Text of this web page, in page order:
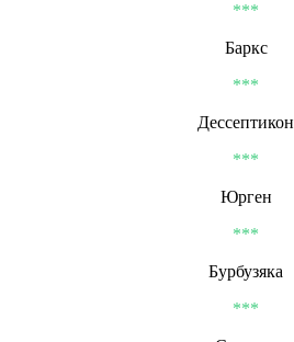
***
Баркс
***
Дессептикон
***
Юрген
***
Бурбузяка
***